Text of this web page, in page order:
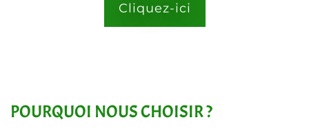
Cliquez-ici
POURQUOI NOUS CHOISIR ?